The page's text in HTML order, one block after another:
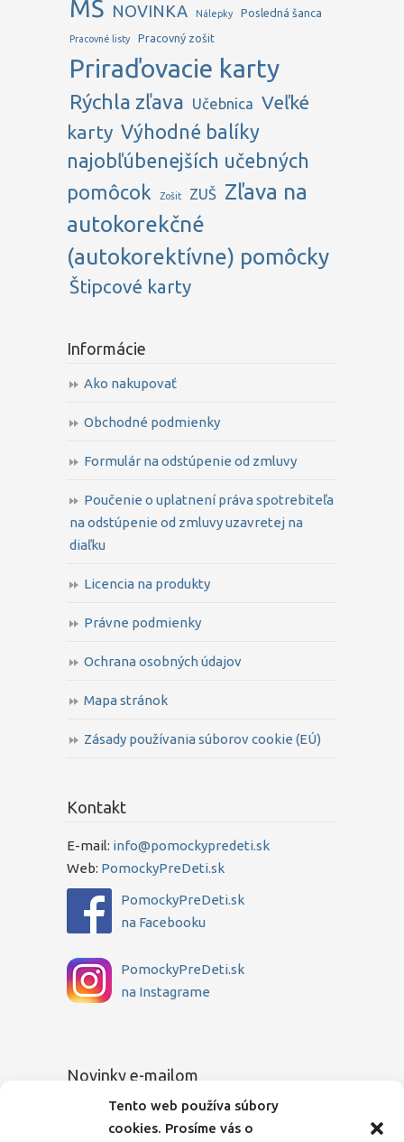
Tento web používa súbory
cookies. Prosíme vás o
MŠ NOVINKA Nálepky Posledná šanca
Pracovné listy Pracovný zošit
Priraďovacie karty
Rýchla zľava Učebnica Veľké
karty Výhodné balíky
najobľúbenejších učebných
pomôcok
Zošit ZUŠ Zľava na
autokorekčné
(autokorektívne) pomôcky
Štipcové karty
Informácie
Ako nakupovať
Obchodné podmienky
Formulár na odstúpenie od zmluvy
Poučenie o uplatnení práva spotrebiteľa
na odstúpenie od zmluvy uzavretej na
diaľku
Licencia na produkty
Právne podmienky
Ochrana osobných údajov
Mapa stránok
Zásady používania súborov cookie (EÚ)
Kontakt
E-mail: info@pomockypredeti.sk
Web: PomockyPreDeti.sk
PomockyPreDeti.sk
na Facebooku
PomockyPreDeti.sk
na Instagrame
Novinky e-mailom
Chcete sa dozvedieť o novinkách medzi
prvými? Zadajte Vašu e-mailovú adresu a